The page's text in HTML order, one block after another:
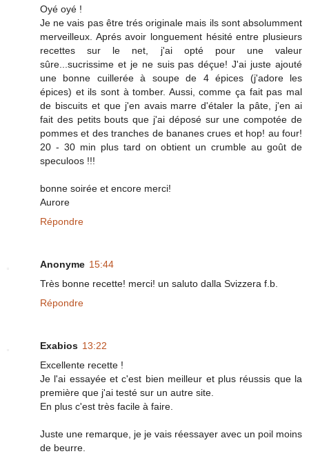
Oyé oyé !
Je ne vais pas être trés originale mais ils sont absolumment
merveilleux. Aprés avoir longuement hésité entre plusieurs
recettes sur le net, j'ai opté pour une valeur
sûre...sucrissime et je ne suis pas déçue! J'ai juste ajouté
une bonne cuillerée à soupe de 4 épices (j'adore les
épices) et ils sont à tomber. Aussi, comme ça fait pas mal
de biscuits et que j'en avais marre d'étaler la pâte, j'en ai
fait des petits bouts que j'ai déposé sur une compotée de
pommes et des tranches de bananes crues et hop! au four!
20 - 30 min plus tard on obtient un crumble au goût de
speculoos !!!
bonne soirée et encore merci!
Aurore
Répondre
Anonyme 15:44
Très bonne recette! merci! un saluto dalla Svizzera f.b.
Répondre
Exabios 13:22
Excellente recette !
Je l'ai essayée et c'est bien meilleur et plus réussis que la
première que j'ai testé sur un autre site.
En plus c'est très facile à faire.
Juste une remarque, je je vais réessayer avec un poil moins
de beurre.